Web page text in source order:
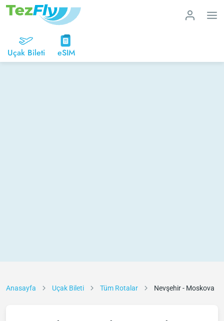
Uçak Bileti eSIM
Anasayfa Uçak Bileti Tüm Rotalar Nevşehir - Moskova